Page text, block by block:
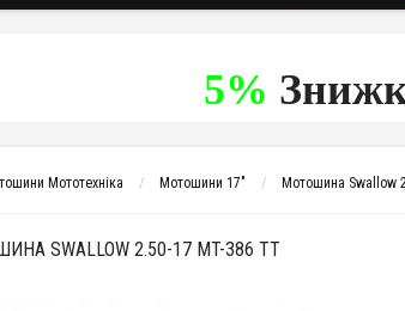
5%
Мототехніка Мотошини 17" Мотошина Swallow
SWALLOW 2.50-17 MT-386 TT